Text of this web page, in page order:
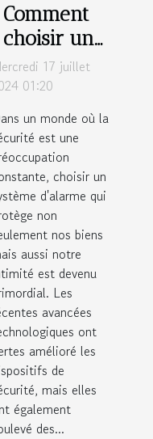
Comment
choisir un
système
d'alarme
respectueux
de la vie
privée
17 juillet
01:20
un monde où la
est une
choisir un
d'alarme qui
non
nos biens
aussi notre
est devenu
Les
avancées
ont
amélioré les
de
mais elles
également
des...